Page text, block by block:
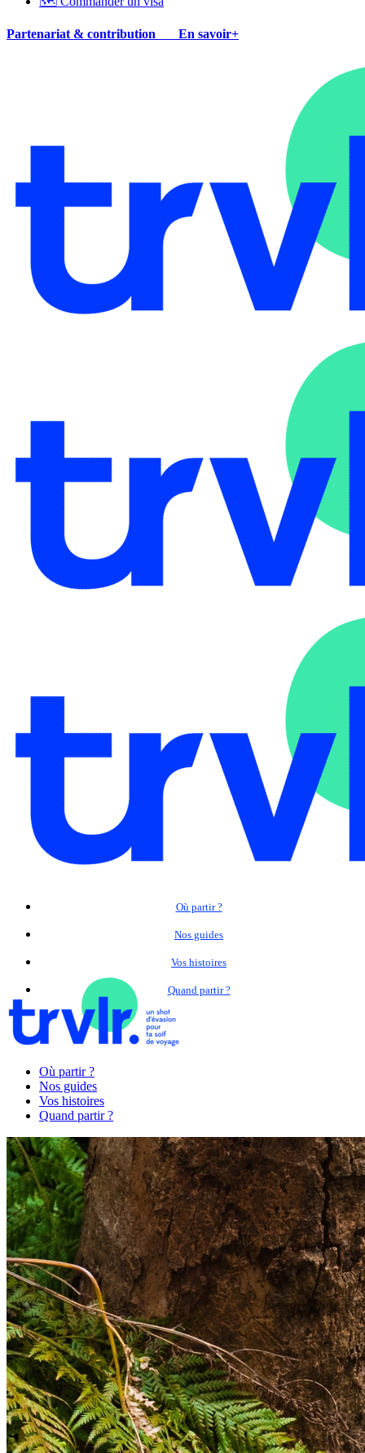
Partenariat & contribution En savoir+
Où partir ?
Nos guides
Vos histoires
Quand partir ?
Où partir ?
Nos guides
Vos histoires
Quand partir ?